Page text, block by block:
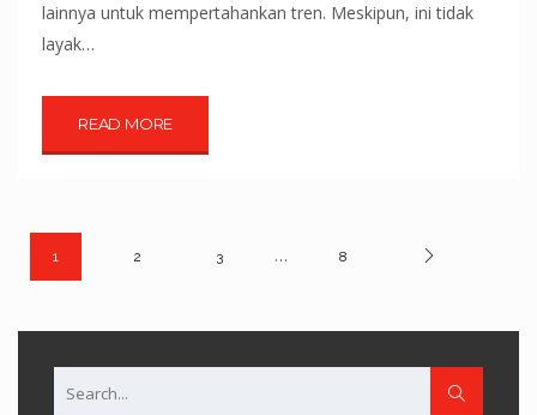
lainnya untuk mempertahankan tren. Meskipun, ini tidak
layak…
READ MORE
1 2 3 … 8